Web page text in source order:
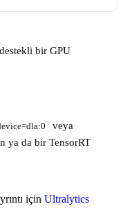
bir GPU
veya
ya da bir TensorRT
için Ultralytics